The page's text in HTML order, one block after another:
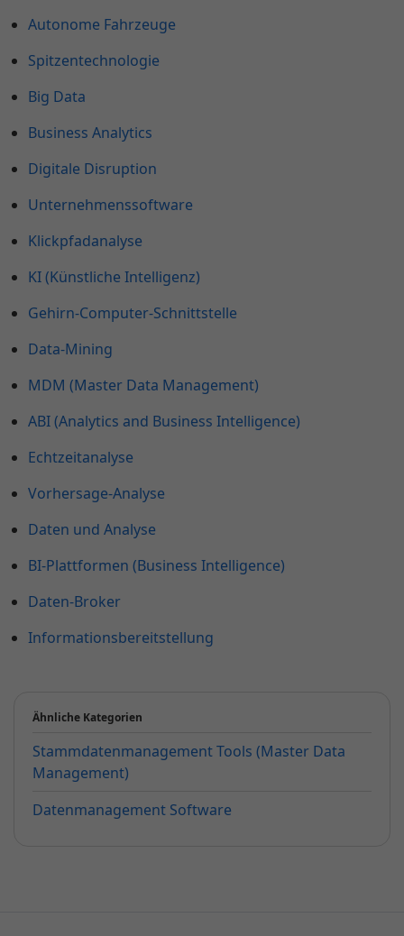
Autonome Fahrzeuge
Spitzentechnologie
Big Data
Business Analytics
Digitale Disruption
Unternehmenssoftware
Klickpfadanalyse
KI (Künstliche Intelligenz)
Gehirn-Computer-Schnittstelle
Data-Mining
MDM (Master Data Management)
ABI (Analytics and Business Intelligence)
Echtzeitanalyse
Vorhersage-Analyse
Daten und Analyse
BI-Plattformen (Business Intelligence)
Daten-Broker
Informationsbereitstellung
Ähnliche Kategorien
Stammdatenmanagement Tools (Master Data
Management)
Datenmanagement Software